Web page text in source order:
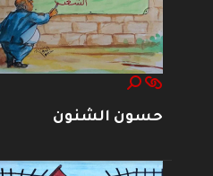
حسون الشنون